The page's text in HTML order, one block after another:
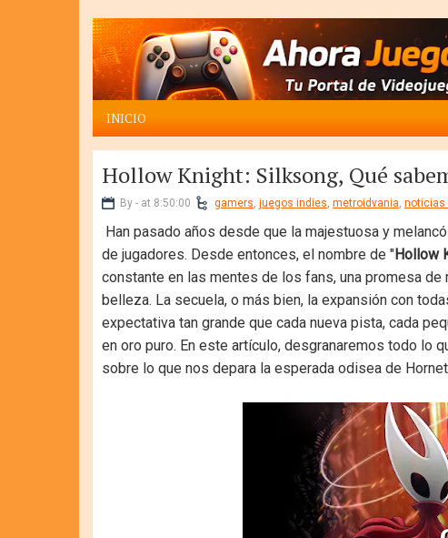
INICIO
Hollow Knight: Silksong, Qué
By - at 8:50:00 gamers, juegos indies, metroidvania, noticias
Han pasado años desde que la majestuosa y
de jugadores. Desde entonces, el nombre de "Hollow
constante en las mentes de los fans, una promesa
belleza. La secuela, o más bien, la expansión con
expectativa tan grande que cada nueva pista, cada
en oro puro. En este artículo, desgranaremos todo lo
sobre lo que nos depara la esperada odisea de